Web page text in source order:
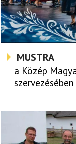
MUSTRA
a Közép
szervezésében